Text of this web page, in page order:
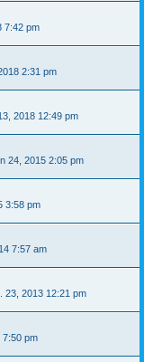
7:42 pm
2:31 pm
2018 12:49 pm
24, 2015 2:05 pm
3:58 pm
7:57 am
23, 2013 12:21 pm
7:50 pm